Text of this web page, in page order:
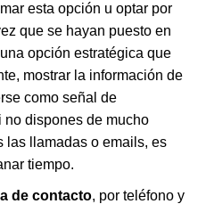
esta opción u optar por
que se hayan puesto en
opción estratégica que
mostrar la información de
como señal de
no dispones de mucho
las llamadas o emails, es
tiempo.
de contacto, por teléfono y